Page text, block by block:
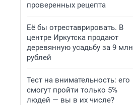
проверенных рецепта
Её бы отреставрировать. В
центре Иркутска продают
деревянную усадьбу за 9 млн
рублей
Тест на внимательность: его
смогут пройти только 5%
людей — вы в их числе?